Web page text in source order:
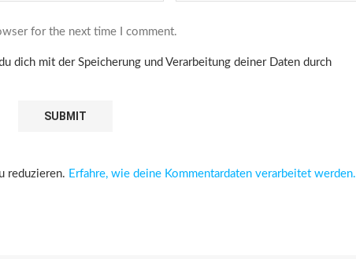
for the next time I comment.
dich mit der Speicherung und Verarbeitung deiner Daten durch
reduzieren. Erfahre, wie deine Kommentardaten verarbeitet werden.